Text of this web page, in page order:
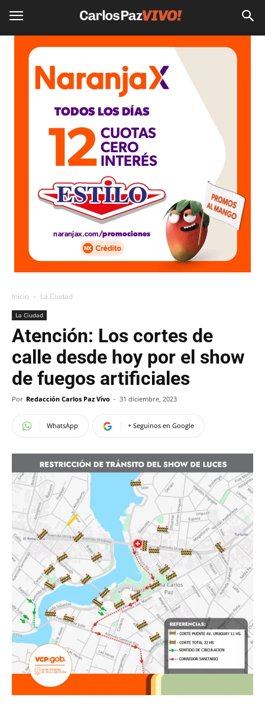
Inicio La Ciudad
La Ciudad
Atención: Los cortes de
calle desde hoy por el show
de fuegos artificiales
Por Redacción Carlos Paz Vivo - 31 diciembre, 2023
WhatsApp + Seguinos en Google